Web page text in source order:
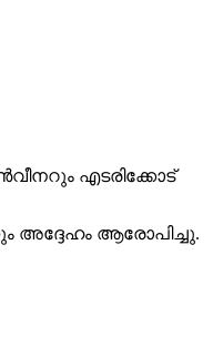
എടരിക്കോട്
അദ്ദേഹം ആരോപിച്ചു.